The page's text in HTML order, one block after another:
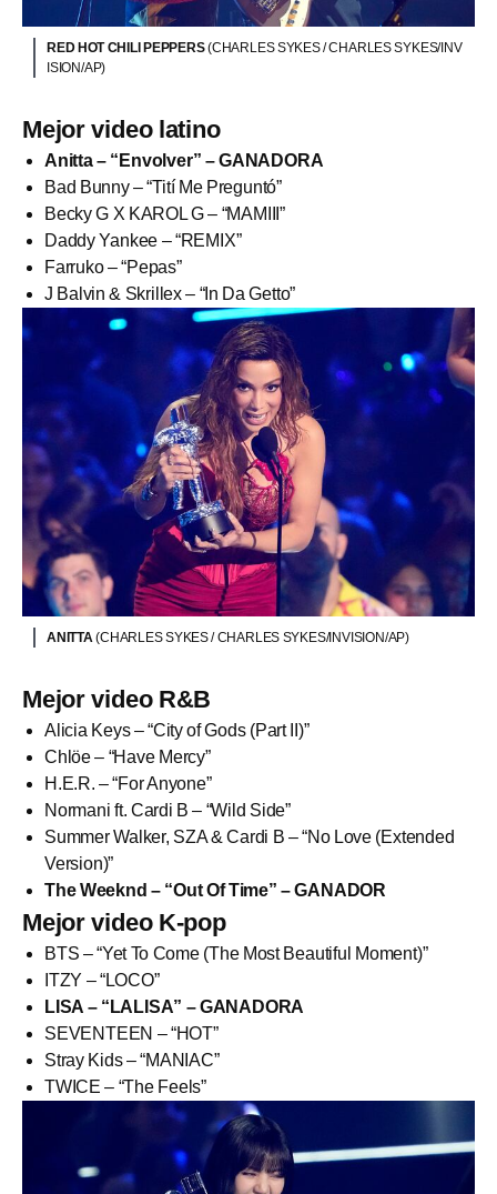
RED HOT CHILI PEPPERS(CHARLES SYKES / CHARLES SYKES/INV
ISION/AP)
Mejor video latino
Anitta – “Envolver” – GANADORA
Bad Bunny – “Tití Me Preguntó”
Becky G X KAROL G – “MAMIII”
Daddy Yankee – “REMIX”
Farruko – “Pepas”
J Balvin & Skrillex – “In Da Getto”
ANITTA(CHARLES SYKES / CHARLES SYKES/INVISION/AP)
Mejor video R&B
Alicia Keys – “City of Gods (Part II)”
Chlöe – “Have Mercy”
H.E.R. – “For Anyone”
Normani ft. Cardi B – “Wild Side”
Summer Walker, SZA & Cardi B – “No Love (Extended
Version)”
The Weeknd – “Out Of Time” – GANADOR
Mejor video K-pop
BTS – “Yet To Come (The Most Beautiful Moment)”
ITZY – “LOCO”
LISA – “LALISA” – GANADORA
SEVENTEEN – “HOT”
Stray Kids – “MANIAC”
TWICE – “The Feels”